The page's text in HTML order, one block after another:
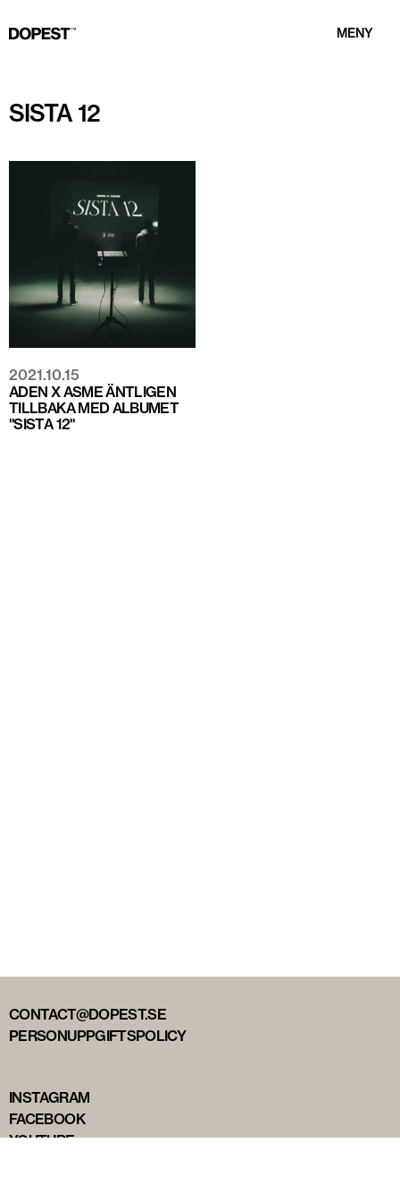
MENY
SISTA 12
2021.10.15
ADEN X ASME ÄNTLIGEN
TILLBAKA MED ALBUMET
"SISTA 12"
CONTACT@DOPEST.SE
PERSONUPPGIFTSPOLICY
INSTAGRAM
FACEBOOK
YOUTUBE